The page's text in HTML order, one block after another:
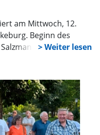
am Mittwoch, 12.
Beginn des
am
ihr Programm
Geschichte des
steht das
des Jahres
ihr Publikum mit
Wien über Frankreich